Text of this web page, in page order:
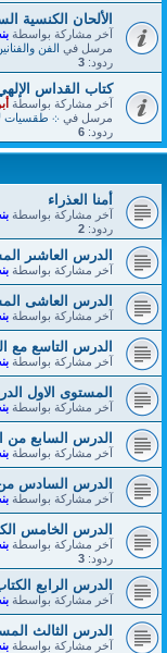
الألحان الكنسية
آخر مشاركة بواسطة
مرسل في الفن
ردود: 3
كتاب القداس
آخر مشاركة بواسطة
مرسل في ܀ طقسيات
ردود: 6
أمنا العذراء
آخر مشاركة بواسطة
ردود: 2
الدرس العاشىر
آخر مشاركة بواسطة
الدرس العاشى
آخر مشاركة بواسطة
الدرس التاسع مع
آخر مشاركة بواسطة
المستوى الاول
آخر مشاركة بواسطة
الدرس السابع من
آخر مشاركة بواسطة
الدرس السادس من
آخر مشاركة بواسطة
الدرس الخامس
آخر مشاركة بواسطة
ردود: 3
الدرس الرابع
آخر مشاركة بواسطة
الدرس الثالث
آخر مشاركة بواسطة